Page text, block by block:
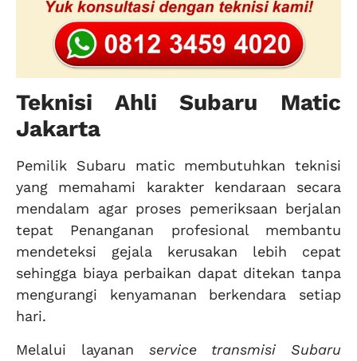
Teknisi Ahli Subaru Matic
Jakarta
Pemilik Subaru matic membutuhkan teknisi
yang memahami karakter kendaraan secara
mendalam agar proses pemeriksaan berjalan
tepat Penanganan profesional membantu
mendeteksi gejala kerusakan lebih cepat
sehingga biaya perbaikan dapat ditekan tanpa
mengurangi kenyamanan berkendara setiap
hari.
Melalui layanan service transmisi Subaru